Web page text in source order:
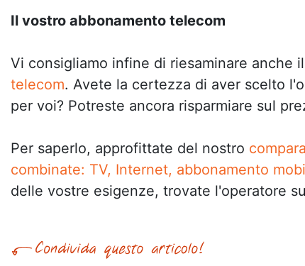
Il vostro abbonamento telecom
Vi consigliamo infine di riesaminare anche
telecom. Avete la certezza di aver scelto
per voi? Potreste ancora risparmiare sul
Per saperlo, approfittate del nostro
combinate: TV, Internet, abbonamento
delle vostre esigenze, trovate l'operatore